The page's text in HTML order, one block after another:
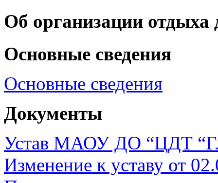
Об организации отдыха
Основные сведения
Основные сведения
Документы
Устав МАОУ ДО “ЦДТ
Изменение к уставу от